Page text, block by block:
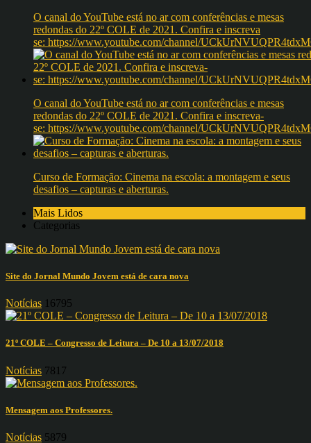
O canal do YouTube está no ar com conferências e mesas
redondas do 22º COLE de 2021. Confira e inscreva
se: https://www.youtube.com/channel/
O canal do YouTube está no ar com conferências e mesas
redondas do 22º COLE de 2021. Confira e inscreva-
se: https://www.youtube.com/channel/
Curso de Formação: Cinema na escola: a montagem e seus
desafios – capturas e aberturas.
Mais Lidos
Categorias
Site do Jornal Mundo Jovem está de cara nova
Notícias 16795
21º COLE – Congresso de Leitura – De 10 a 13/07/2018
Notícias 7817
Mensagem aos Professores.
Notícias 5879